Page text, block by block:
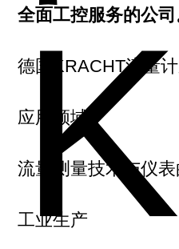
全面工控服务的公
德国KRACHT流量
应用领域
流量测量技术与仪
工业生产